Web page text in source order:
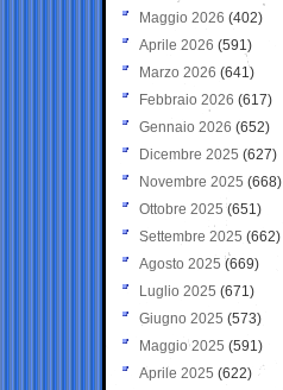
Maggio 2026 (402)
Aprile 2026 (591)
Marzo 2026 (641)
Febbraio 2026 (617)
Gennaio 2026 (652)
Dicembre 2025 (627)
Novembre 2025 (668)
Ottobre 2025 (651)
Settembre 2025 (662)
Agosto 2025 (669)
Luglio 2025 (671)
Giugno 2025 (573)
Maggio 2025 (591)
Aprile 2025 (622)